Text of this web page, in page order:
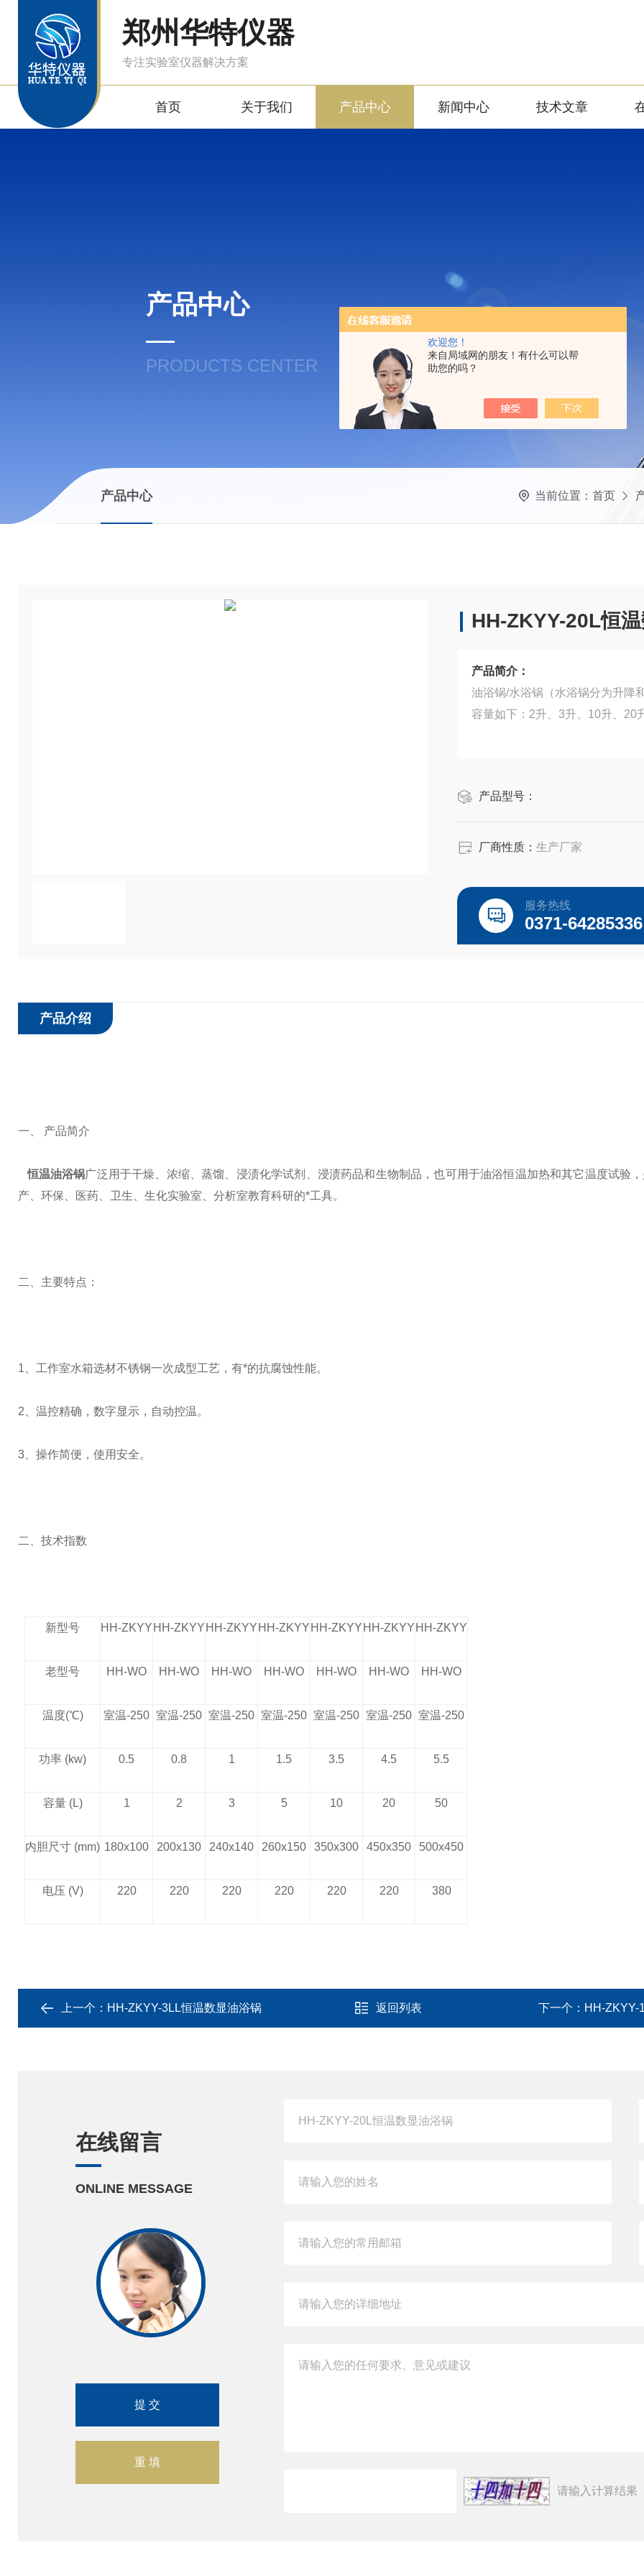
欢迎您！
来自局域网的朋友！有什么可以帮
助您的吗？
郑州华特仪器
专注实验室仪器解决方案
首页 关于我们 产品中心 新闻中心 技术文章
产品中心
PRODUCTS CENTER
产品中心 当前位置： 首页
HH-ZKYY-20L恒
产品简介：
油浴锅/水浴锅（水浴锅分为升降
容量如下：2升、3升、10升、20
产品型号：
厂商性质： 生产厂家
服务热线
0371-64285336
产品介绍
一、 产品简介
恒温油浴锅广泛用于干燥、浓缩、蒸馏、浸渍化学试剂、浸渍药品和生物制品，也可用于油浴恒温加热和其它温度试验
产、环保、医药、卫生、生化实验室、分析室教育科研的*工具。
二、主要特点：
1 、工作室水箱选材不锈钢一次成型工艺，有*的抗腐蚀性能。
2 、温控精确，数字显示，自动控温。
3 、操作简便，使用安全。
二、技术指数
新型号 HH-ZKYY HH-ZKYY HH-ZKYY HH-ZKYY HH-ZKYY HH-ZKYY HH-ZKYY
老型号 HH-WO HH-WO HH-WO HH-WO HH-WO HH-WO HH-WO
温度(℃) 室温-250 室温-250 室温-250 室温-250 室温-250 室温-250 室温-250
功率 (kw) 0.5 0.8 1 1.5 3.5 4.5 5.5
容量(L) 1 2 3 5 10 20 50
内胆尺寸 (mm) 180x100 200x130 240x140 260x150 350x300 450x350 500x450
电压 (V) 220 220 220 220 220 220 380
上一个： HH-ZKYY-3LL恒温数显油浴锅 返回列表 下一个： HH-ZKYY-
在线留言
ONLINE MESSAGE
请输入计算结果